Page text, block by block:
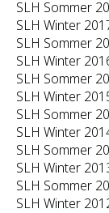
SLH Sommer
SLH Winter
SLH Sommer
SLH Winter
SLH Sommer
SLH Winter
SLH Sommer
SLH Winter
SLH Sommer
SLH Winter
SLH Sommer
SLH Winter